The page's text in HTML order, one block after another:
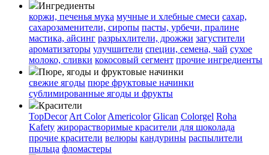
Ингредиенты
коржи, печенья мука мучные и хлебные смеси сахар,
сахарозаменители, сиропы пасты, урбечи, пралине
мастика, айсинг разрыхлители, дрожжи загустители
ароматизаторы улучшители специи, семена, чай сухое
молоко, сливки кокосовый сегмент прочие ингредиенты
Пюре, ягоды и фруктовые начинки
свежие ягоды пюре фруктовые начинки
сублимированные ягоды и фрукты
Красители
TopDecor Art Color Americolor Glican Colorgel Roha
Kafety жирорастворимые красители для шоколада
прочие красители велюры кандурины распылители
пыльца фломастеры